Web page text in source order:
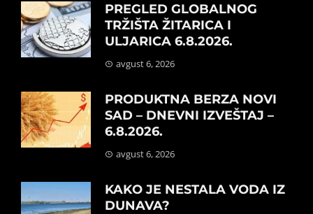
PREGLED GLOBALNOG
TRŽIŠTA ŽITARICA I
ULJARICA 6.8.2026.
avgust 6, 2026
PRODUKTNA BERZA NOVI
SAD – DNEVNI IZVEŠTAJ –
6.8.2026.
avgust 6, 2026
KAKO JE NESTALA VODA IZ
DUNAVA?